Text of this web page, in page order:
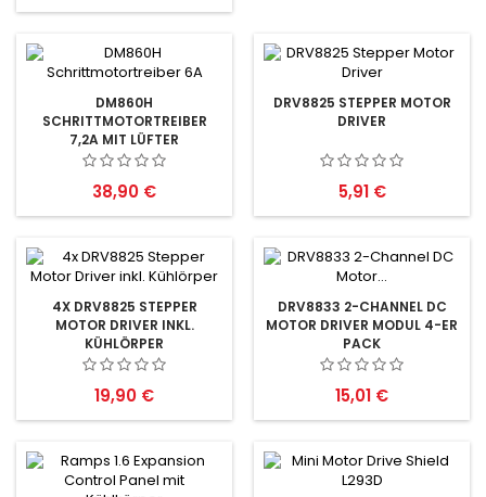
DM860H
SCHRITTMOTORTREIBER
7,2A MIT LÜFTER
Preis
38,90 €
DRV8825 STEPPER MOTOR
DRIVER
Preis
5,91 €
4X DRV8825 STEPPER
MOTOR DRIVER INKL.
KÜHLÖRPER
Preis
19,90 €
DRV8833 2-CHANNEL DC
MOTOR DRIVER MODUL 4-ER
PACK
Preis
15,01 €